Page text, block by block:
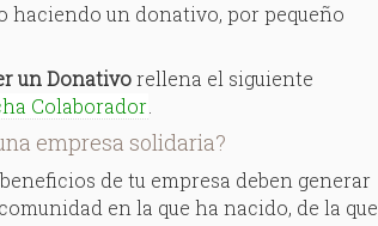
haciendo un donativo, por pequeño
un Donativorellena el siguiente
Colaborador
empresa solidaria?
de tu empresa deben generar
en la que ha nacido, de la que